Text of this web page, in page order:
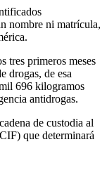
nombre ni matrícula,
tres primeros meses
drogas, de esa
696 kilogramos
antidrogas.
de custodia al
que determinará